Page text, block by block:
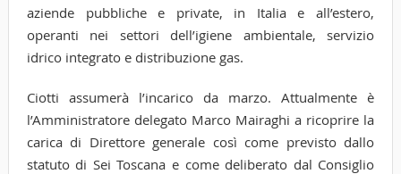
aziende pubbliche e private, in Italia e all’estero,
operanti nei settori dell’igiene ambientale, servizio
idrico integrato e distribuzione gas.
Ciotti assumerà l’incarico da marzo. Attualmente è
l’Amministratore delegato Marco Mairaghi a ricoprire la
carica di Direttore generale così come previsto dallo
statuto di Sei Toscana e come deliberato dal Consiglio